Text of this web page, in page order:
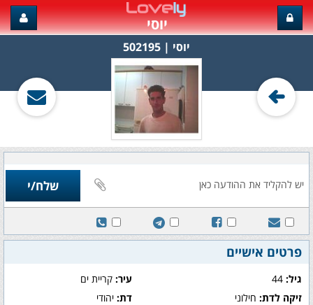
יוסי
יוסי‏ | 502195
פרטים אישיים
גיל: עיר:קריית ים
זיקה לדת: חילוני דת:יהודי